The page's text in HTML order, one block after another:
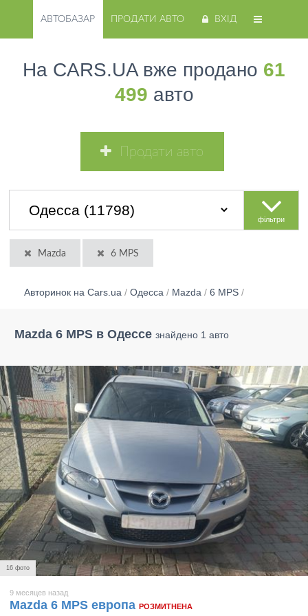
АВТОБАЗАР ПРОДАТИ АВТО ВХІД
На CARS.UA вже продано 61
499 авто
Продати авто
фільтри
Mazda 6 MPS
Авторинок на Cars.ua / Одесса / Mazda / 6 MPS /
Mazda 6 MPS в Одессе знайдено 1 авто
16 фото
9 месяцев назад
Mazda 6 MPS европа РОЗМИТНЕНА